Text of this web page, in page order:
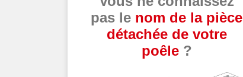
pas le nom de la pièce
détachée de votre
poêle?